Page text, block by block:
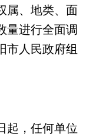
属、地类、面
量进行全面调
市人民政府组
，任何单位